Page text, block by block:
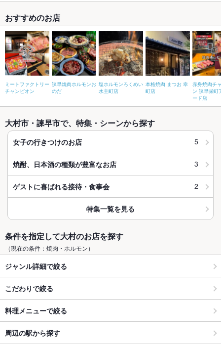
おすすめのお店
ミートファクトリー
チャンピオン
諫早焼肉ホルモンお
のだ
塩ホルモンろくめい
水主町店
本格焼肉 まつお 幸
町店
赤身焼肉チ
ン 諫早栄町
ード店
大村市・諫早市で、特集・シーンから探す
女子の行きつけのお店 5
焼酎、日本酒の種類が豊富なお店 3
ゲストに喜ばれる接待・食事会 2
特集一覧を見る
条件を指定して大村のお店を探す
（現在の条件：焼肉・ホルモン）
ジャンル詳細で絞る
こだわりで絞る
料理メニューで絞る
周辺の駅から探す